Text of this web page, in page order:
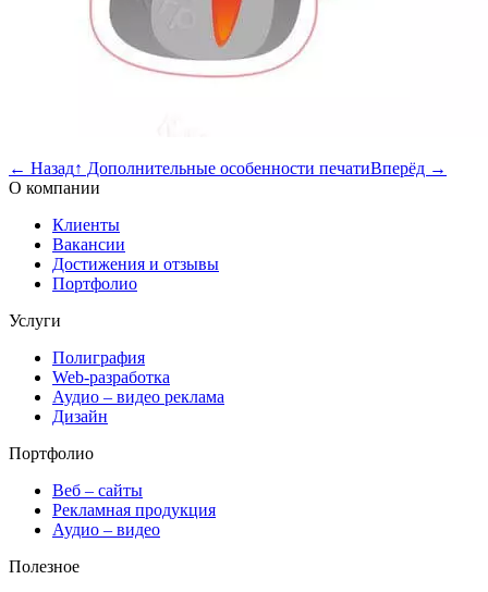
← Назад↑ Дополнительные особенности печатиВперёд →
О компании
Клиенты
Вакансии
Достижения и отзывы
Портфолио
Услуги
Полиграфия
Web-разработка
Аудио – видео реклама
Дизайн
Портфолио
Веб – сайты
Рекламная продукция
Аудио – видео
Полезное